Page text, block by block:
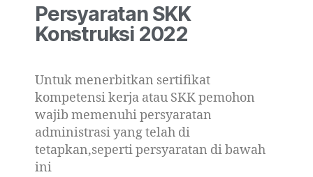
Persyaratan SKK
Konstruksi 2022
Untuk menerbitkan sertifikat
kompetensi kerja atau SKK pemohon
wajib memenuhi persyaratan
administrasi yang telah di
tetapkan,seperti persyaratan di bawah
ini